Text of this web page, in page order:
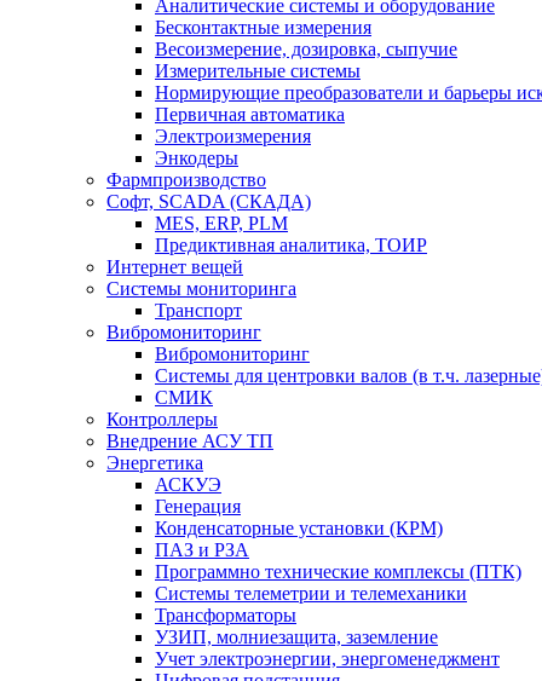
Аналитические системы и оборудование
Бесконтактные измерения
Весоизмерение, дозировка, сыпучие
Измерительные системы
Нормирующие преобразователи и барьеры
Первичная автоматика
Электроизмерения
Энкодеры
Фармпроизводство
Софт, SCADA (СКАДА)
MES, ERP, PLM
Предиктивная аналитика, ТОИР
Интернет вещей
Системы мониторинга
Транспорт
Вибромониторинг
Вибромониторинг
Системы для центровки валов (в т.ч.
СМИК
Контроллеры
Внедрение АСУ ТП
Энергетика
АСКУЭ
Генерация
Конденсаторные установки (КРМ)
ПАЗ и РЗА
Программно технические комплексы (ПТК)
Системы телеметрии и телемеханики
Трансформаторы
УЗИП, молниезащита, заземление
Учет электроэнергии, энергоменеджмент